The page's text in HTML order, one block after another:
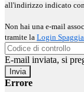
all'indirizzo indicato
Non hai una e-mail
tramite la Login
E-mail inviata, si
Errore